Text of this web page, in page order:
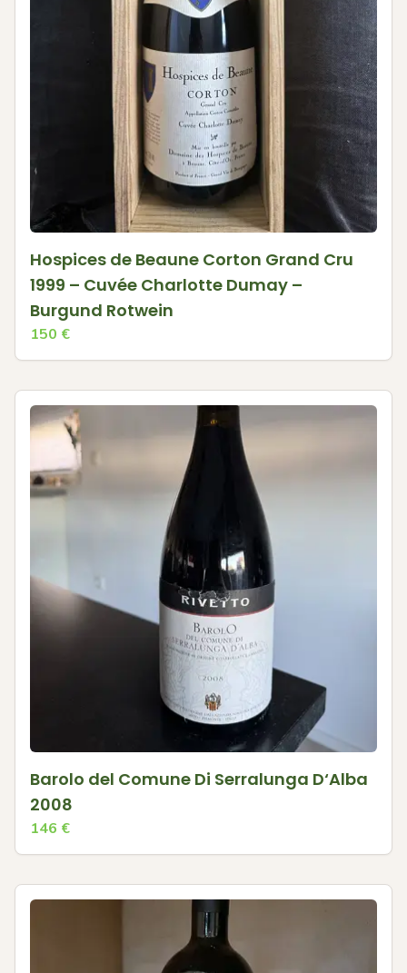
Hospices de Beaune Corton Grand Cru
1999 – Cuvée Charlotte Dumay –
Burgund Rotwein
150 €
Barolo del Comune Di Serralunga D‘Alba
2008
146 €